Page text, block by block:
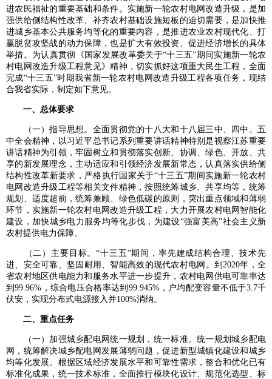
进农民福祉的重要基础和条件。实施新一轮农村电网改造升级，是加
强供给侧结构性改革、补齐农村基础设施短板的迫切需要，是加快推
进城乡基本公共服务均等化的重要内容，是推进农业农村现代化、打
赢脱贫攻坚战的动力保障，也是扩大有效投资、促进经济增长的具体
举措。为认真贯彻《国家发展改革委关于“十三五”期间实施新一轮农
村电网改造升级工程意见》精神，切实抓好这项重大民生工程，全面
完成“十三五”时期我省新一轮农村电网改造升级工程各项任务，现结
合我省实际，制定如下意见。
一、总体要求
（一）指导思想。全面贯彻党的十八大和十八届三中、四中、五
中全会精神，以习近平总书记系列重要讲话精神特别是视察江苏重要
讲话精神为引领，牢固树立和贯彻落实创新、协调、绿色、开放、共
享的新发展理念，主动适应和引领经济发展新常态，认真落实供给侧
结构性改革新要求，严格执行国家关于“十三五”期间实施新一轮农村
电网改造升级工程等相关文件精神，按照统筹城乡、共享均等，统筹
规划、适度超前，统筹兼顾、绿色低碳的原则，突出重点领域和薄弱
环节，实施新一轮农村电网改造升级工程，大力开展农村电网智能化
建设，加快城乡电力服务均等化步伐，为建设“强富美高”社会主义新
农村提供电力保障。
（二）主要目标。“十三五”期间，率先建成结构合理、技术先
进、安全可靠、坚固耐用、智能高效的现代农村电网。到2020年，全
省农村地区供电能力和服务水平进一步提升，农村电网供电可靠率达
到99.96%，综合电压合格率达到99.945%，户均配变容量不低于3.7千
伏安，实现分布式电源接入并100%消纳。
二、重点任务
（一）加强城乡配电网统一规划，统一标准。统一规划城乡配电
网，统筹解决城乡配电网发展薄弱问题，促进新型城镇化建设和城乡
均等化发展。根据区域经济发展水平和可靠性需求，整合和优化已有
标准化成果，统一技术标准，全面推行模块化设计、规范化选型、标